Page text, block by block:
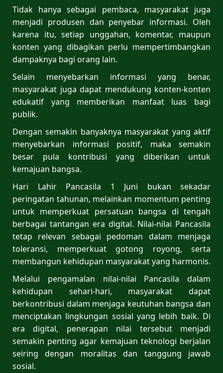
Tidak hanya sebagai pembaca, masyarakat juga
menjadi produsen dan penyebar informasi. Oleh
karena itu, setiap unggahan, komentar, maupun
konten yang dibagikan perlu mempertimbangkan
dampaknya bagi orang lain.
Selain menyebarkan informasi yang benar,
masyarakat juga dapat mendukung konten-konten
edukatif yang memberikan manfaat luas bagi
publik.
Dengan semakin banyaknya masyarakat yang aktif
menyebarkan informasi positif, maka semakin
besar pula kontribusi yang diberikan untuk
kemajuan bangsa.
Hari Lahir Pancasila 1 Juni bukan sekadar
peringatan tahunan, melainkan momentum penting
untuk memperkuat persatuan bangsa di tengah
berbagai tantangan era digital. Nilai-nilai Pancasila
tetap relevan sebagai pedoman dalam menjaga
toleransi, memperkuat gotong royong, serta
membangun kehidupan masyarakat yang harmonis.
Melalui pengamalan nilai-nilai Pancasila dalam
kehidupan sehari-hari, masyarakat dapat
berkontribusi dalam menjaga keutuhan bangsa dan
menciptakan lingkungan sosial yang lebih baik. Di
era digital, penerapan nilai tersebut menjadi
semakin penting agar kemajuan teknologi berjalan
seiring dengan moralitas dan tanggung jawab
sosial.